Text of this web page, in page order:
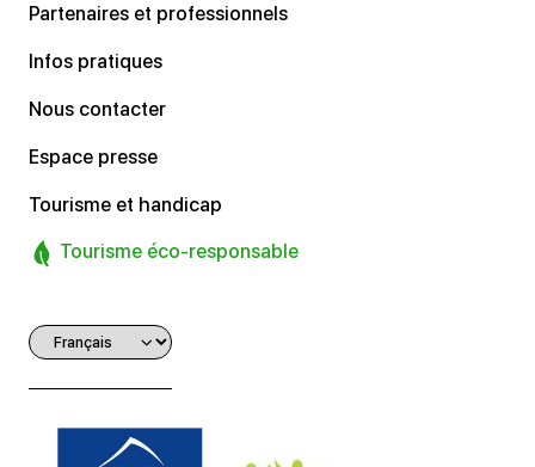
Partenaires et professionnels
Infos pratiques
Nous contacter
Espace presse
Tourisme et handicap
Tourisme éco-responsable